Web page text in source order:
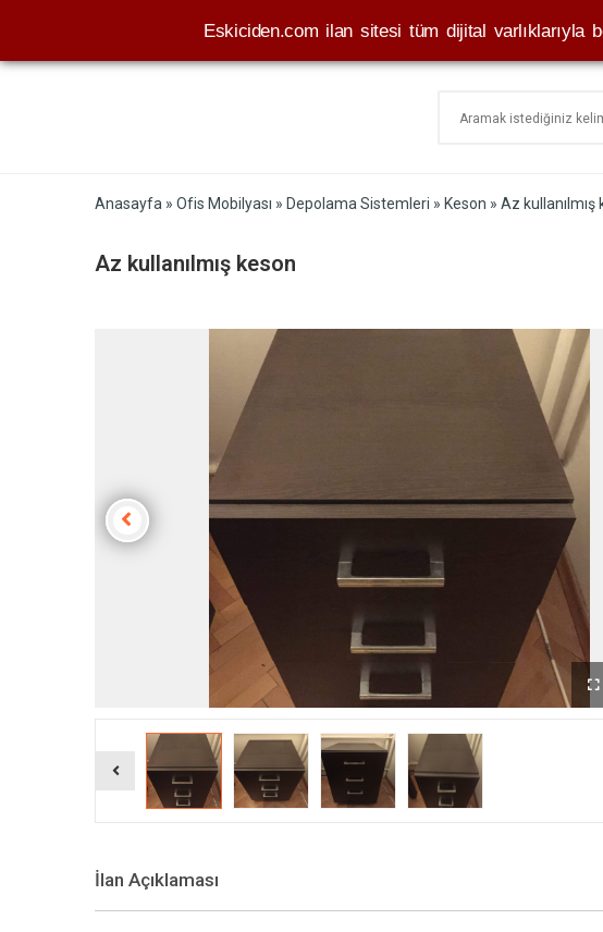
Anasayfa » Ofis Mobilyası » Depolama Sistemleri » Keson » Az kullanılmış
Az kullanılmış keson
İlan Açıklaması
Eskiciden.com ilan sitesi tüm dijital varlıklarıyla